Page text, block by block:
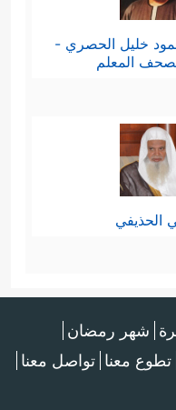
خليل الحصري -
المعلم
الحذيفي
شهر رمضان
تطوع معنا تواصل معنا